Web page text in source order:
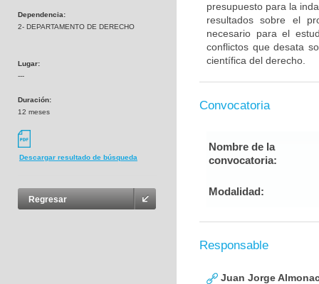
Dependencia:
2- DEPARTAMENTO DE DERECHO
Lugar:
---
Duración:
12 meses
Descargar resultado de búsqueda
Regresar
presupuesto para la
resultados sobre el
necesario para el
conflictos que desata
científica del derecho.
Convocatoria
Nombre de la
convocatoria:
Modalidad:
Responsable
Juan Jorge